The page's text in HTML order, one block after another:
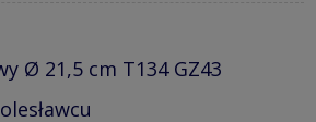
Ø 21,5 cm T134 GZ43